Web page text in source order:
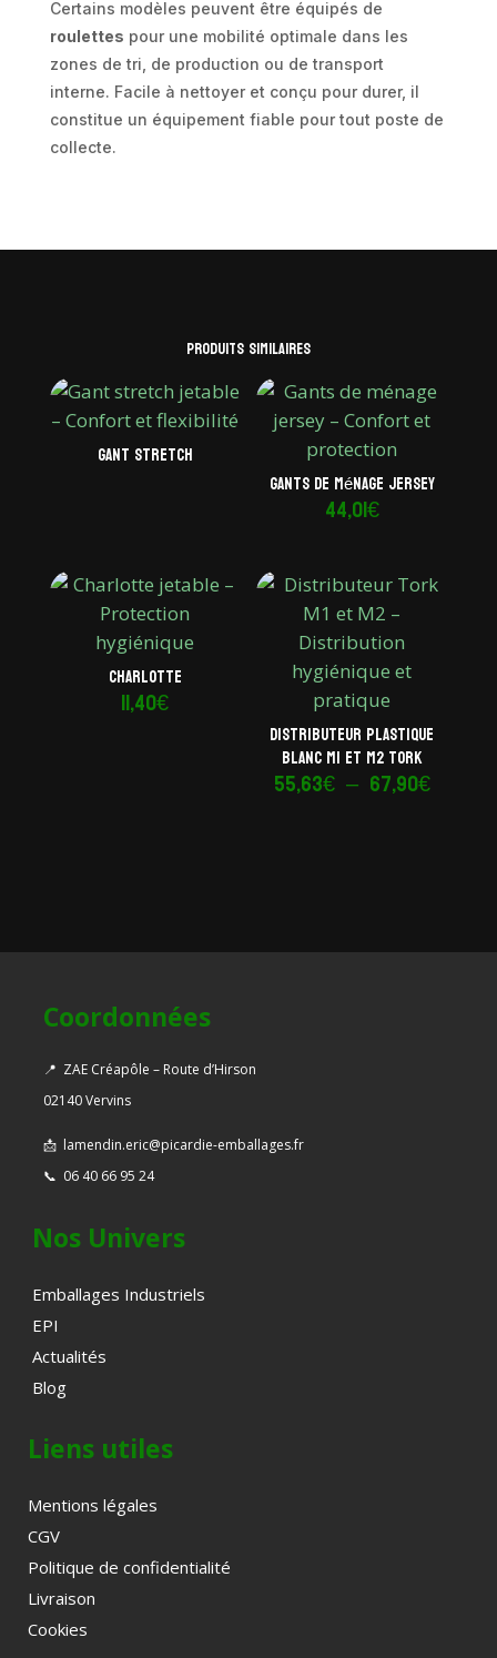
Certains modèles peuvent être équipés de
roulettes pour une mobilité optimale dans les
zones de tri, de production ou de transport
interne. Facile à nettoyer et conçu pour durer, il
constitue un équipement fiable pour tout poste de
collecte.
Produits similaires
Gant stretch
Gants de ménage jersey
44,01€
Charlotte
11,40€
Distributeur plastique
blanc M1 et M2 Tork
55,63€ – 67,90€Plage
Coordonnées
📍 ZAE Créapôle – Route d’Hirson
02140 Vervins
📩 lamendin.eric@picardie-emballages.fr
📞 06 40 66 95 24
Nos Univers
Emballages Industriels
EPI
Actualités
Blog
Liens utiles
Mentions légales
CGV
Politique de confidentialité
Livraison
Cookies